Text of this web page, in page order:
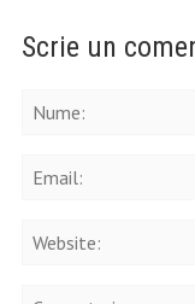
Scrie un